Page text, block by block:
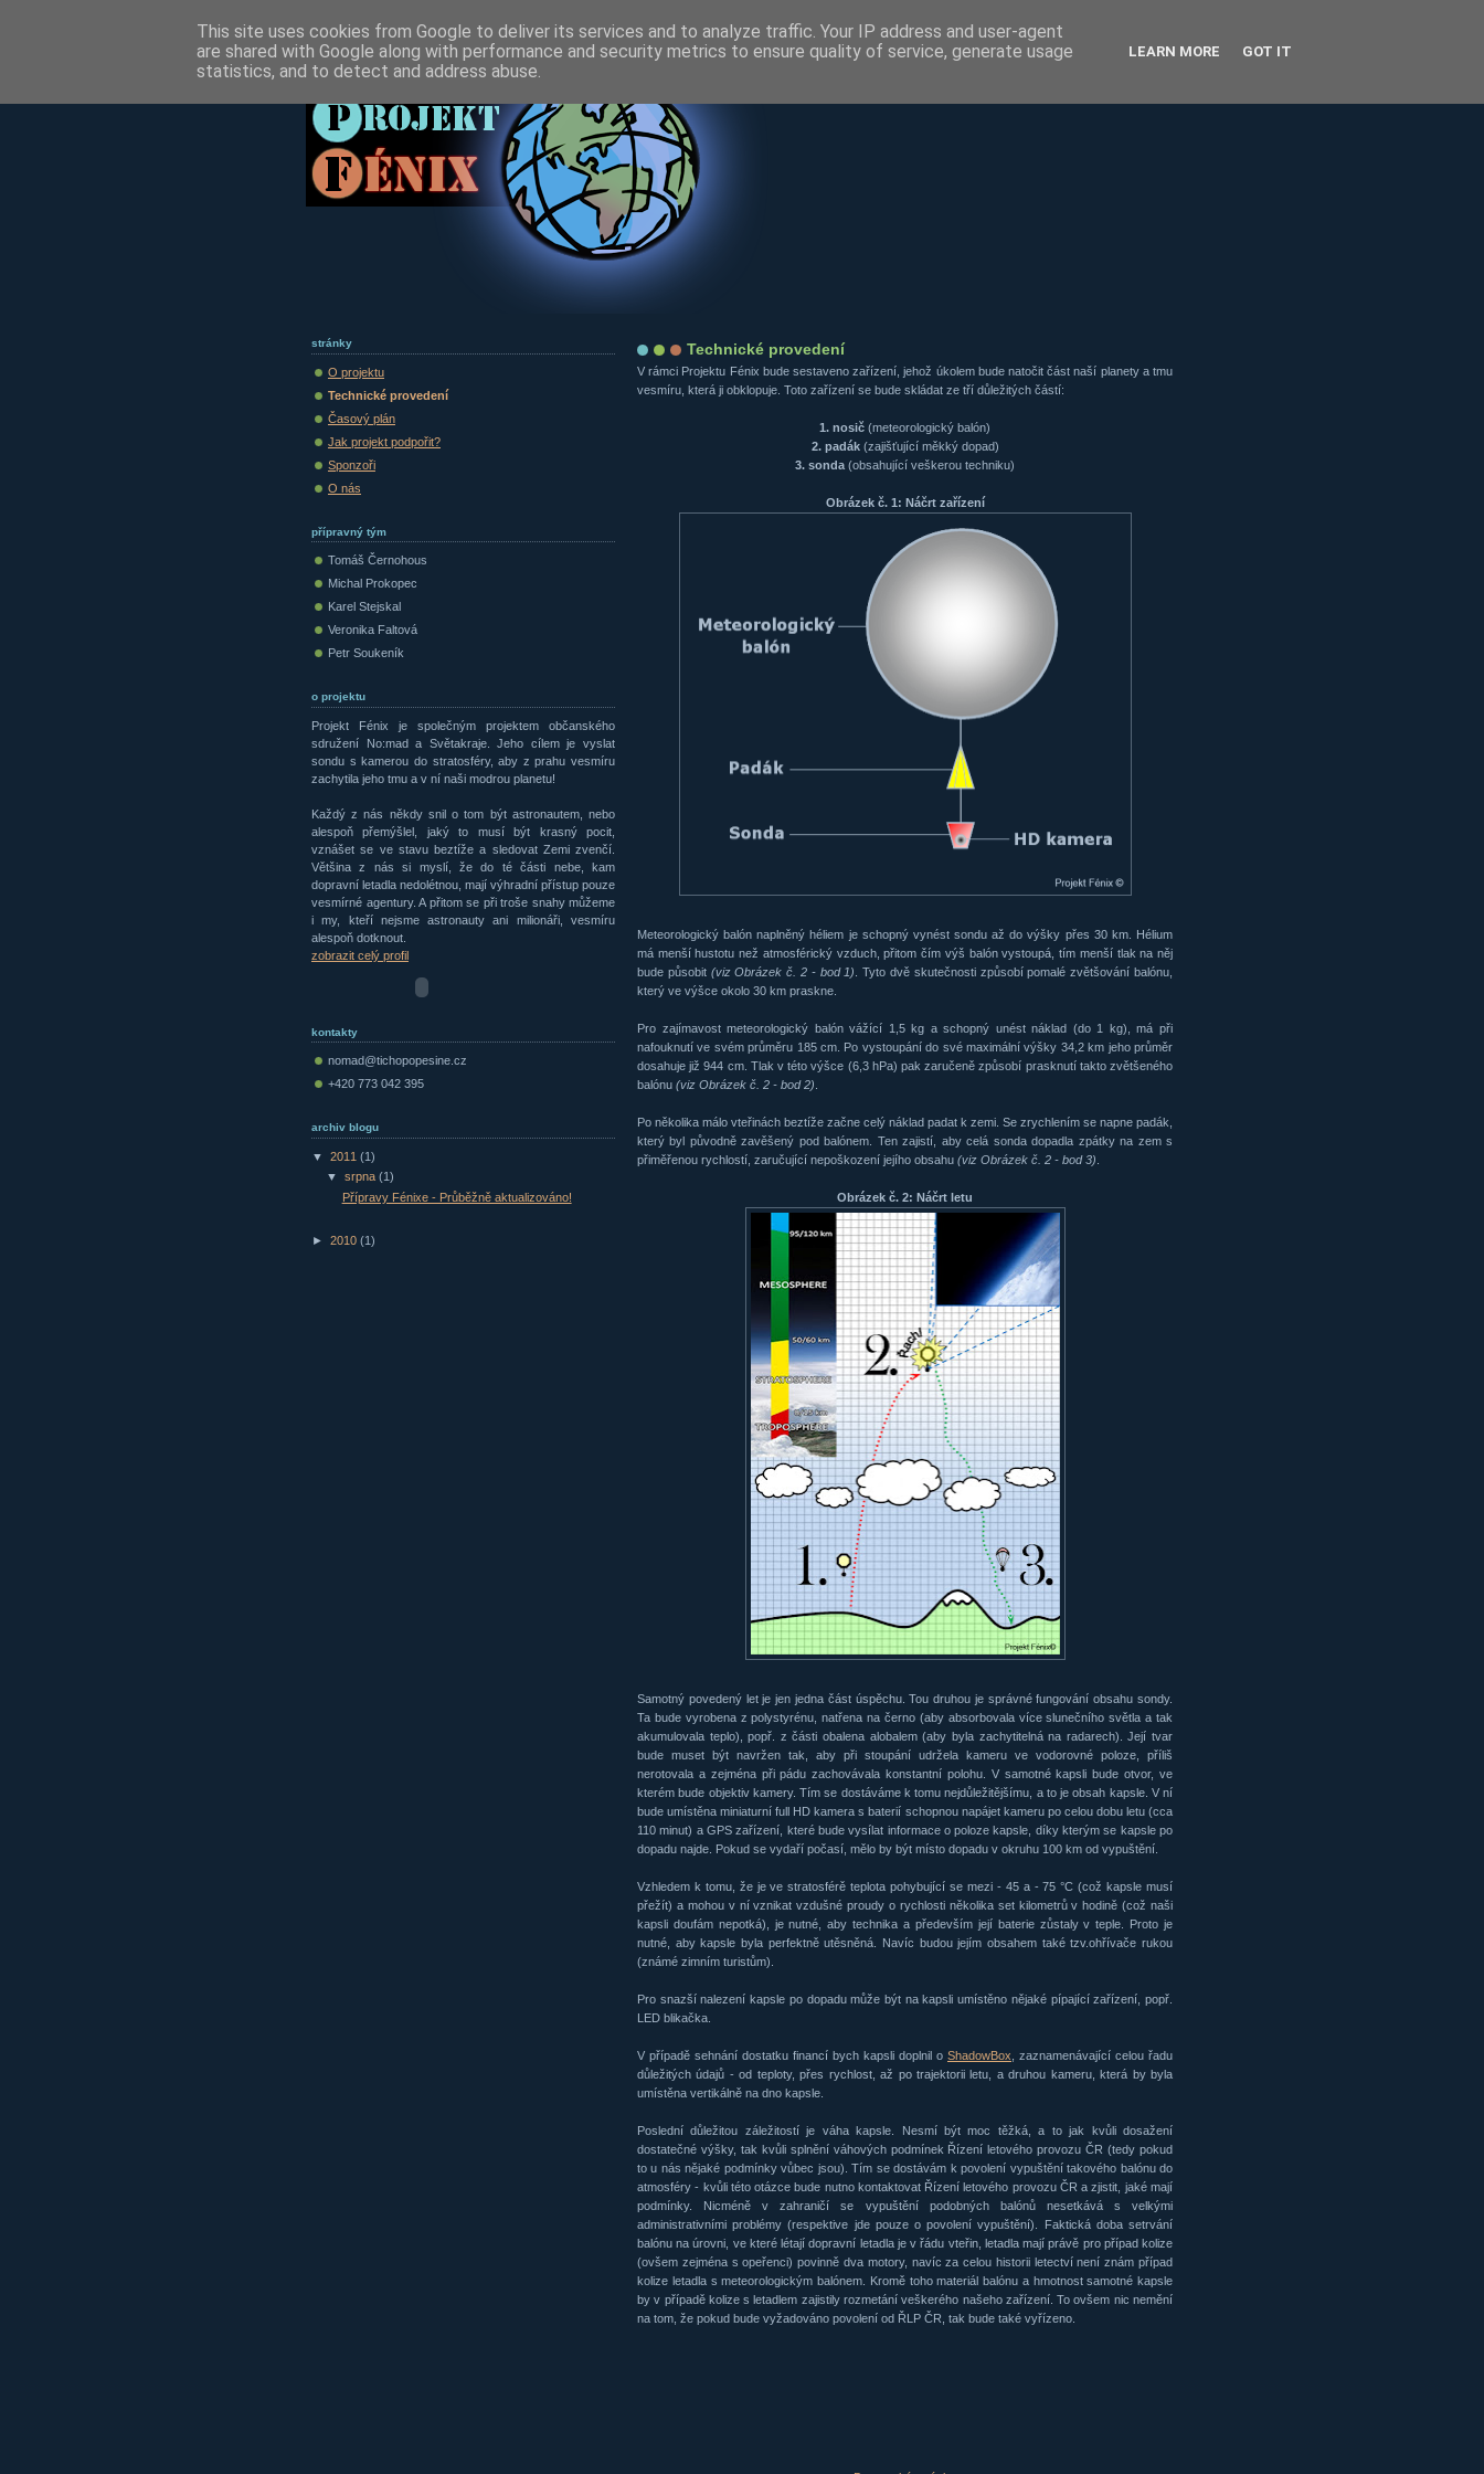
Technické provedení
V rámci Projektu Fénix bude sestaveno zařízení, jehož úkolem bude natočit část naší planety a tmu
vesmíru, která ji obklopuje. Toto zařízení se bude skládat ze tří důležitých částí:
1. nosič (meteorologický balón)
2. padák (zajišťující měkký dopad)
3. sonda (obsahující veškerou techniku)
Obrázek č. 1: Náčrt zařízení
Meteorologický balón naplněný héliem je schopný vynést sondu až do výšky přes 30 km. Hélium
má menší hustotu než atmosférický vzduch, přitom čím výš balón vystoupá, tím menší tlak na něj
bude působit (viz Obrázek č. 2 - bod 1)
. Tyto dvě skutečnosti způsobí pomalé zvětšování balónu,
který ve výšce okolo 30 km praskne.
Pro zajímavost meteorologický balón vážící 1,5 kg a schopný unést náklad (do 1 kg), má při
nafouknutí ve svém průměru 185 cm. Po vystoupání do své maximální výšky 34,2 km jeho průměr
dosahuje již 944 cm. Tlak v této výšce (6,3 hPa) pak zaručeně způsobí prasknutí takto zvětšeného
balónu (viz Obrázek č. 2 - bod 2)
Po několika málo vteřinách beztíže začne celý náklad padat k zemi. Se zrychlením se napne padák,
který byl původně zavěšený pod balónem. Ten zajistí, aby celá sonda dopadla zpátky na zem s
přiměřenou rychlostí, zaručující nepoškození jejího obsahu (viz Obrázek č. 2 - bod 3)
Obrázek č. 2: Náčrt letu
Samotný povedený let je jen jedna část úspěchu. Tou druhou je správné fungování obsahu sondy.
Ta bude vyrobena z polystyrénu, natřena na černo (aby absorbovala více slunečního světla a tak
akumulovala teplo), popř. z části obalena alobalem (aby byla zachytitelná na radarech). Její tvar
bude muset být navržen tak, aby při stoupání udržela kameru ve vodorovné poloze, příliš
nerotovala a zejména při pádu zachovávala konstantní polohu. V samotné kapsli bude otvor, ve
kterém bude objektiv kamery. Tím se dostáváme k tomu nejdůležitějšímu, a to je obsah kapsle. V ní
bude umístěna miniaturní full HD kamera s baterií schopnou napájet kameru po celou dobu letu (cca
110 minut) a GPS zařízení, které bude vysílat informace o poloze kapsle, díky kterým se kapsle po
dopadu najde. Pokud se vydaří počasí, mělo by být místo dopadu v okruhu 100 km od vypuštění.
Vzhledem k tomu, že je ve stratosférě teplota pohybující se mezi - 45 a - 75 °C (což kapsle musí
přežít) a mohou v ní vznikat vzdušné proudy o rychlosti několika set kilometrů v hodině (což naši
kapsli doufám nepotká), je nutné, aby technika a především její baterie zůstaly v teple. Proto je
nutné, aby kapsle byla perfektně utěsněná. Navíc budou jejím obsahem také tzv.ohřívače rukou
(známé zimním turistům).
Pro snazší nalezení kapsle po dopadu může být na kapsli umístěno nějaké pípající zařízení, popř.
LED blikačka.
V případě sehnání dostatku financí bych kapsli doplnil o ShadowBox , zaznamenávající celou řadu
důležitých údajů - od teploty, přes rychlost, až po trajektorii letu, a druhou kameru, která by byla
umístěna vertikálně na dno kapsle.
Poslední důležitou záležitostí je váha kapsle. Nesmí být moc těžká, a to jak kvůli dosažení
dostatečné výšky, tak kvůli splnění váhových podmínek Řízení letového provozu ČR (tedy pokud
to u nás nějaké podmínky vůbec jsou). Tím se dostávám k povolení vypuštění takového balónu do
atmosféry - kvůli této otázce bude nutno kontaktovat Řízení letového provozu ČR a zjistit, jaké mají
podmínky. Nicméně v zahraničí se vypuštění podobných balónů nesetkává s velkými
administrativními problémy (respektive jde pouze o povolení vypuštění). Faktická doba setrvání
balónu na úrovni, ve které létají dopravní letadla je v řádu vteřin, letadla mají právě pro případ kolize
(ovšem zejména s opeřenci) povinně dva motory, navíc za celou historii letectví není znám případ
kolize letadla s meteorologickým balónem. Kromě toho materiál balónu a hmotnost samotné kapsle
by v případě kolize s letadlem zajistily rozmetání veškerého našeho zařízení. To ovšem nic nemění
na tom, že pokud bude vyžadováno povolení od ŘLP ČR, tak bude také vyřízeno.
stránky
O projektu
Technické provedení
Časový plán
Jak projekt podpořit?
Sponzoři
O nás
přípravný tým
Tomáš Černohous
Michal Prokopec
Karel Stejskal
Veronika Faltová
Petr Soukeník
o projektu
Projekt Fénix je společným projektem občanského
sdružení No:mad a Světakraje. Jeho cílem je vyslat
sondu s kamerou do stratosféry, aby z prahu vesmíru
zachytila jeho tmu a v ní naši modrou planetu!
Každý z nás někdy snil o tom být astronautem, nebo
alespoň přemýšlel, jaký to musí být krasný pocit,
vznášet se ve stavu beztíže a sledovat Zemi zvenčí.
Většina z nás si myslí, že do té části nebe, kam
dopravní letadla nedolétnou, mají výhradní přístup pouze
vesmírné agentury. A přitom se při troše snahy můžeme
i my, kteří nejsme astronauty ani milionáři, vesmíru
alespoň dotknout.
zobrazit celý profil
kontakty
nomad@tichopopesine.cz
+420 773 042 395
archiv blogu
▼ 2011 (1)
▼srpna(1)
Přípravy Fénixe - Průběžně aktualizováno!
► 2010 (1)
This site uses cookies from Google to deliver its services and to analyze traffic. Your IP address and user-agent
are shared with Google along with performance and security metrics to ensure quality of service, generate usage
statistics, and to detect and address abuse.
LEARN MORE GOT IT